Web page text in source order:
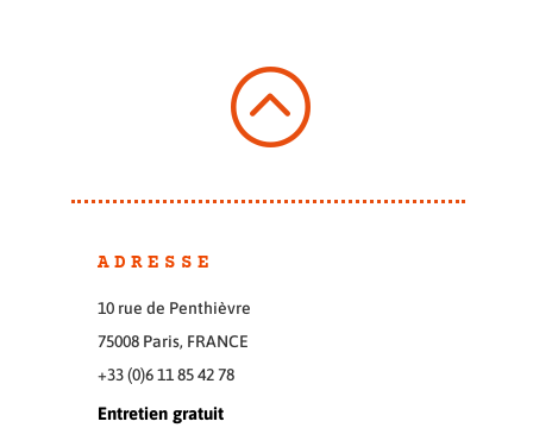
:
ADRESSE
10 rue de Penthièvre
75008 Paris, FRANCE
+33 (0)6 11 85 42 78
Entretien gratuit